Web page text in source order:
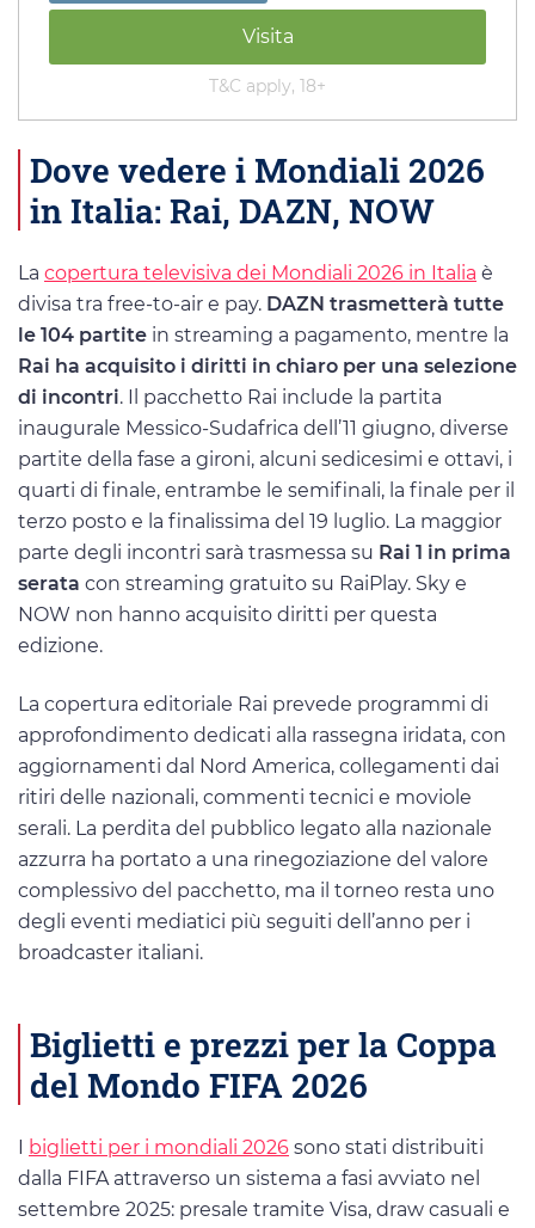
Visita
T&C apply, 18+
Dove vedere i Mondiali 2026
in Italia: Rai, DAZN, NOW
La copertura televisiva dei Mondiali 2026 in Italia è
divisa tra free-to-air e pay. DAZN trasmetterà tutte
le 104 partite in streaming a pagamento, mentre la
Rai ha acquisito i diritti in chiaro per una selezione
di incontri. Il pacchetto Rai include la partita
inaugurale Messico-Sudafrica dell’11 giugno, diverse
partite della fase a gironi, alcuni sedicesimi e ottavi, i
quarti di finale, entrambe le semifinali, la finale per il
terzo posto e la finalissima del 19 luglio. La maggior
parte degli incontri sarà trasmessa su Rai 1 in prima
serata con streaming gratuito su RaiPlay. Sky e
NOW non hanno acquisito diritti per questa
edizione.
La copertura editoriale Rai prevede programmi di
approfondimento dedicati alla rassegna iridata, con
aggiornamenti dal Nord America, collegamenti dai
ritiri delle nazionali, commenti tecnici e moviole
serali. La perdita del pubblico legato alla nazionale
azzurra ha portato a una rinegoziazione del valore
complessivo del pacchetto, ma il torneo resta uno
degli eventi mediatici più seguiti dell’anno per i
broadcaster italiani.
Biglietti e prezzi per la Coppa
del Mondo FIFA 2026
biglietti per i mondiali 2026 sono stati distribuiti
dalla FIFA attraverso un sistema a fasi avviato nel
settembre 2025: presale tramite Visa, draw casuali e